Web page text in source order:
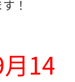
！
14